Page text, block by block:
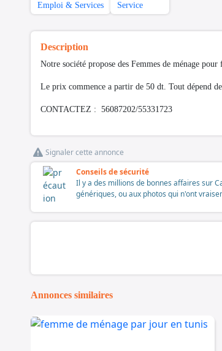
Emploi & Services Service
Description
Notre société propose des Femmes de ménage
Le prix commence a partir de 50 dt. Tout dépend
CONTACTEZ : 56087202/55331723
Signaler cette annonce
Conseils de sécurité
Il y a des millions de bonnes affaires sur
génériques, ou aux photos qui n'ont
Annonces similaires